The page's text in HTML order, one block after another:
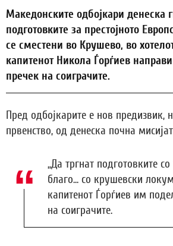
Македонските одбојкари денеска
подготовките за престојното
се сместени во Крушево, во
капитенот Никола Ѓорѓиев
пречек на соиграчите.
Пред одбојкарите е нов предизвик,
првенство, од денеска почна
„Да тргнат подготовките
благо... со крушевски
капитенот Ѓорѓиев им
на соиграчите.